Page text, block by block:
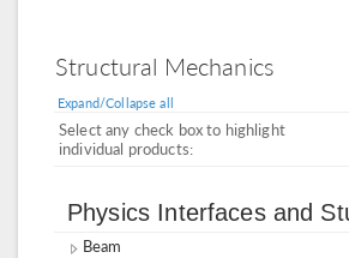
Structural Mechanics
Expand/Collapse all
Select any check box to highlight
individual products:
Physics Interfaces and
Beam